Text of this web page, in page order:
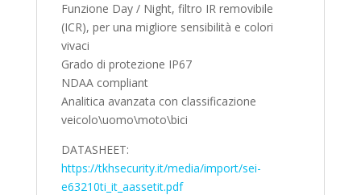
Funzione Day / Night, filtro IR removibile
(ICR), per una migliore sensibilità e colori
vivaci
Grado di protezione IP67
NDAA compliant
Analitica avanzata con classificazione
veicolo\uomo\moto\bici
DATASHEET:
https://tkhsecurity.it/media/import/sei-
e63210ti_it_aassetit.pdf